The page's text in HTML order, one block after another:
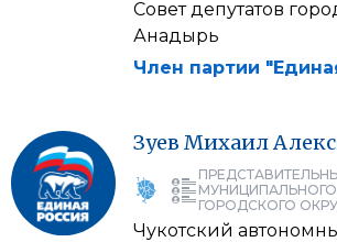
Совет депутатов
Анадырь
Член партии
Зуев Михаил
ГОРОДСКОГО
Чукотский